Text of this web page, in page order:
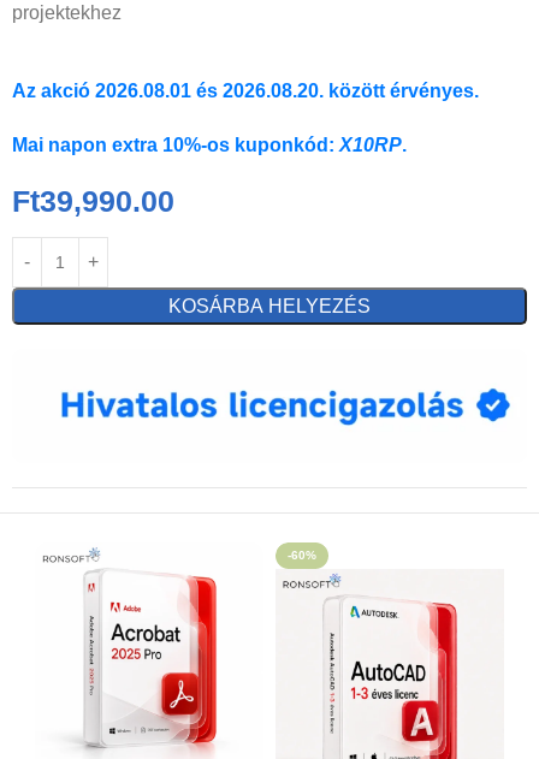
projektekhez
Az akció 2026.08.01 és 2026.08.20. között érvényes.
Mai napon extra 10%-os kuponkód: X10RP.
Ft39,990.00
KOSÁRBA HELYEZÉS
-60%